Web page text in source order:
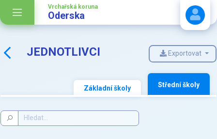
Vrchařská koruna
Oderska
Stáhnout návod
JEDNOTLIVCI Exportovat
Základní školy Střední školy